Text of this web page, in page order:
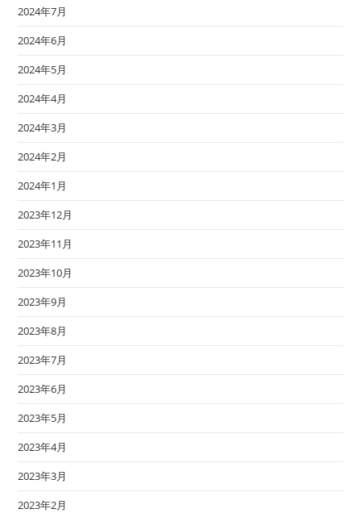
2024年7月
2024年6月
2024年5月
2024年4月
2024年3月
2024年2月
2024年1月
2023年12月
2023年11月
2023年10月
2023年9月
2023年8月
2023年7月
2023年6月
2023年5月
2023年4月
2023年3月
2023年2月